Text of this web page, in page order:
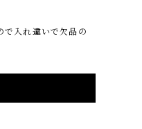
入れ違いで欠品の